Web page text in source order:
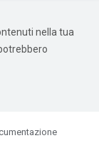
nella tua